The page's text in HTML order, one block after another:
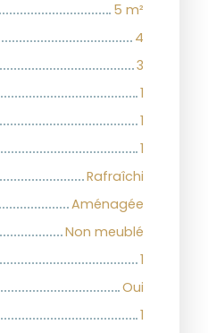
5 m²
4
3
1
1
1
Rafraîchi
Aménagée
Non meublé
1
Oui
1